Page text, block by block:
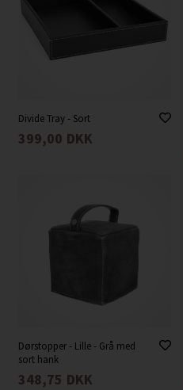
Divide Tray - Sort
399,00 DKK
Dørstopper - Lille - Grå med
sort hank
348,75 DKK